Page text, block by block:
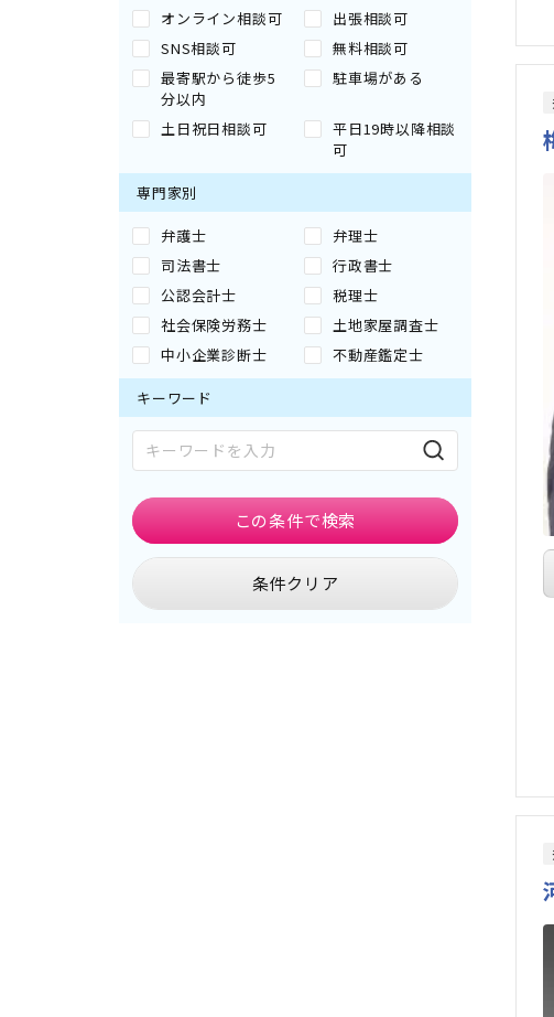
オンライン相談可
出張相談可
SNS相談可
無料相談可
最寄駅から徒歩5
分以内
駐車場がある
土日祝日相談可
平日19時以降相談
可
専門家別
弁護士
弁理士
司法書士
行政書士
公認会計士
税理士
社会保険労務士
土地家屋調査士
中小企業診断士
不動産鑑定士
キーワード
条件クリア
この条件で検索